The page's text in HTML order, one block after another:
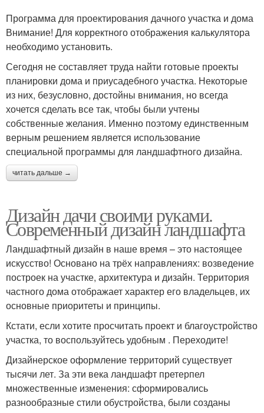
Программа для проектирования дачного участка и дома
Внимание! Для корректного отображения калькулятора
необходимо установить.
Сегодня не составляет труда найти готовые проекты
планировки дома и приусадебного участка. Некоторые
из них, безусловно, достойны внимания, но всегда
хочется сделать все так, чтобы были учтены
собственные желания. Именно поэтому единственным
верным решением является использование
специальной программы для ландшафтного дизайна.
читать дальше →
Дизайн дачи своими руками.
Современный дизайн ландшафта
Ландшафтный дизайн в наше время – это настоящее
искусство! Основано на трёх направлениях: возведение
построек на участке, архитектура и дизайн. Территория
частного дома отображает характер его владельцев, их
основные приоритеты и принципы.
Кстати, если хотите просчитать проект и благоустройство
участка, то воспользуйтесь удобным . Переходите!
Дизайнерское оформление территорий существует
тысячи лет. За эти века ландшафт претерпел
множественные изменения: сформировались
разнообразные стили обустройства, были созданы